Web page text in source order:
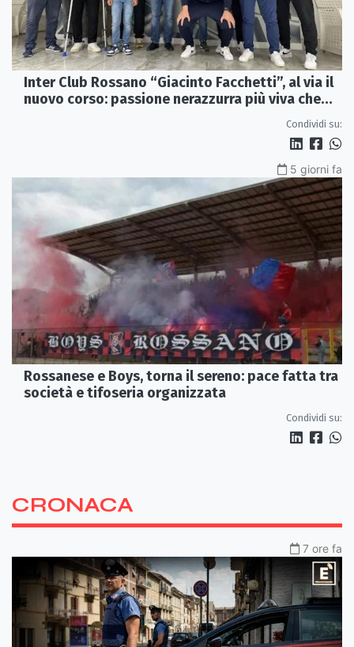
Inter Club Rossano “Giacinto Facchetti”, al via il
nuovo corso: passione nerazzurra più viva che
Condividi su:
5 giorni fa
Rossanese e Boys, torna il sereno: pace fatta tra
società e tifoseria organizzata
Condividi su:
CRONACA
7 ore fa